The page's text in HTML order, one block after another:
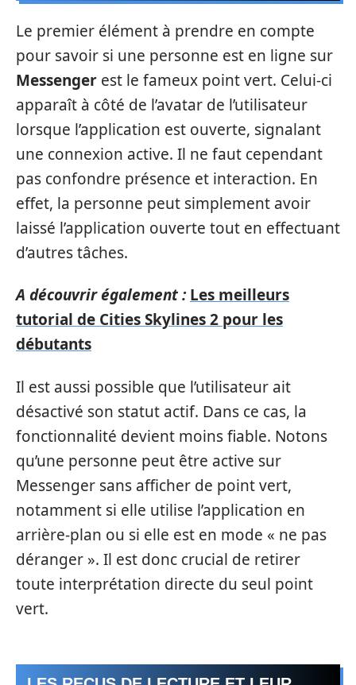
Le premier élément à prendre en compte
pour savoir si une personne est en ligne sur
Messenger est le fameux point vert. Celui-ci
apparaît à côté de l’avatar de l’utilisateur
lorsque l’application est ouverte, signalant
une connexion active. Il ne faut cependant
pas confondre présence et interaction. En
effet, la personne peut simplement avoir
laissé l’application ouverte tout en effectuant
d’autres tâches.
A découvrir également : Les meilleurs
tutorial de Cities Skylines 2 pour les
débutants
Il est aussi possible que l’utilisateur ait
désactivé son statut actif. Dans ce cas, la
fonctionnalité devient moins fiable. Notons
qu’une personne peut être active sur
Messenger sans afficher de point vert,
notamment si elle utilise l’application en
arrière-plan ou si elle est en mode « ne pas
déranger ». Il est donc crucial de retirer
toute interprétation directe du seul point
vert.